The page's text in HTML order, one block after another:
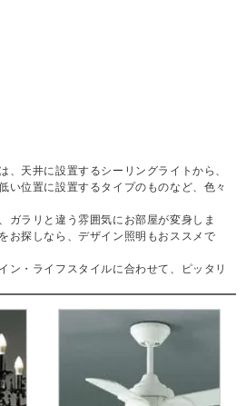
、天井に設置するシーリングライトから、
い位置に設置するタイプのものなど、色々
ガラリと違う雰囲気にお部屋が変身しま
お探しなら、デザイン照明もおススメで
ン・ライフスタイルに合わせて、ピッタリ